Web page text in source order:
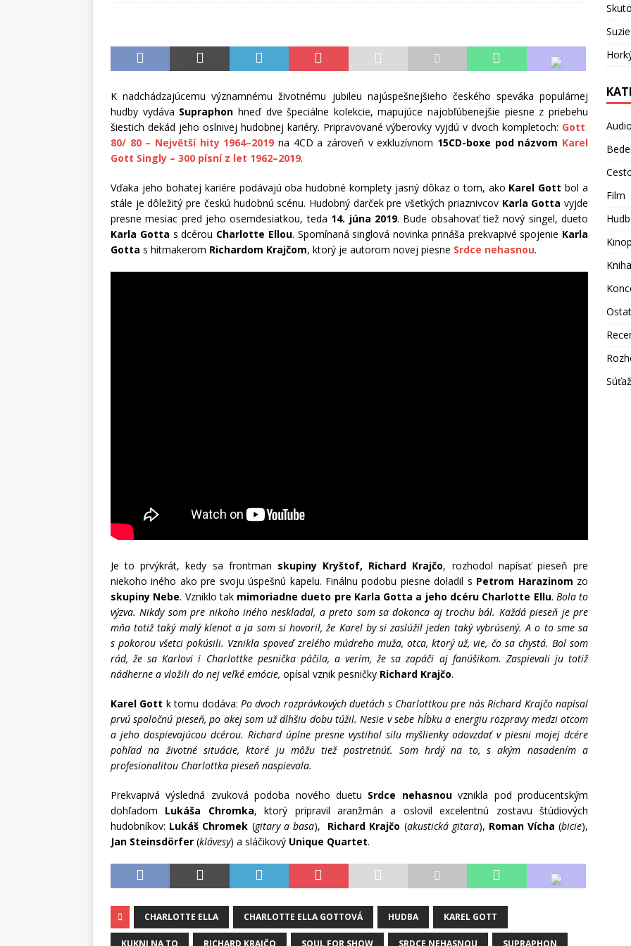
K nadchádzajúcemu významnému životnému jubileu najúspešnejšieho českého speváka populárnej
hudby vydáva Supraphon hneď dve špeciálne kolekcie, mapujúce najobľúbenejšie piesne z priebehu
šiestich dekád jeho oslnivej hudobnej kariéry. Pripravované výberovky vyjdú v dvoch kompletoch: Gott
80/ 80 – Největší hity 1964–2019 na 4CD a zároveň v exkluzívnom 15CD-boxe pod názvom Karel
Gott Singly – 300 písní z let 1962–2019.
Vďaka jeho bohatej kariére podávajú oba hudobné komplety jasný dôkaz o tom, ako Karel Gott bol a
stále je dôležitý pre českú hudobnú scénu. Hudobný darček pre všetkých priaznivcov Karla Gotta vyjde
presne mesiac pred jeho osemdesiatkou, teda 14. júna 2019. Bude obsahovať tiež nový singel, dueto
Karla Gotta s dcérou Charlotte Ellou. Spomínaná singlová novinka prináša prekvapivé spojenie Karla
Gotta s hitmakerom Richardom Krajčom, ktorý je autorom novej piesne Srdce nehasnou.
Je to prvýkrát, kedy sa frontman skupiny Kryštof, Richard Krajčo, rozhodol napísať pieseň pre
niekoho iného ako pre svoju úspešnú kapelu. Finálnu podobu piesne doladil s Petrom Harazinom zo
skupiny Nebe. Vzniklo tak mimoriadne dueto pre Karla Gotta a jeho dcéru Charlotte Ellu. Bola to
výzva. Nikdy som pre nikoho iného neskladal, a preto som sa dokonca aj trochu bál. Každá pieseň je pre
mňa totiž taký malý klenot a ja som si hovoril, že Karel by si zaslúžil jeden taký vybrúsený. A o to sme sa
s pokorou všetci pokúsili. Vznikla spoveď zrelého múdreho muža, otca, ktorý už, vie, čo sa chystá. Bol som
rád, že sa Karlovi i Charlottke pesnička páčila, a verím, že sa zapáči aj fanúšikom. Zaspievali ju totiž
nádherne a vložili do nej veľké emócie, opísal vznik pesničky Richard Krajčo.
Karel Gott k tomu dodáva: Po dvoch rozprávkových duetách s Charlottkou pre nás Richard Krajčo napísal
prvú spoločnú pieseň, po akej som už dlhšiu dobu túžil. Nesie v sebe hĺbku a energiu rozpravy medzi otcom
a jeho dospievajúcou dcérou. Richard úplne presne vystihol silu myšlienky odovzdať v piesni mojej dcére
pohľad na životné situácie, ktoré ju môžu tiež postretnúť. Som hrdý na to, s akým nasadením a
profesionalitou Charlottka pieseň naspievala.
Prekvapivá výsledná zvuková podoba nového duetu Srdce nehasnouvznikla pod producentským
dohľadom Lukáša Chromka, ktorý pripravil aranžmán a oslovil excelentnú zostavu štúdiových
hudobníkov: Lukáš Chromek (gitary a basa), Richard Krajčo (akustická gitara), Roman Vícha (bicie),
Jan Steinsdörfer (klávesy) a sláčikový Unique Quartet.
CHARLOTTE ELLA CHARLOTTE ELLA GOTTOVÁ HUDBA KAREL GOTT
KUKNI NA TO RICHARD KRAJČO SOUL FOR SHOW SRDCE NEHASNOU SUPRAPHON
Film
Kniha
Súťaž